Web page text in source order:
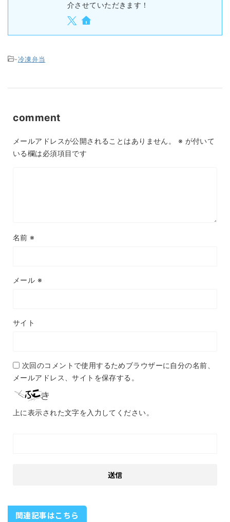
介させていただきます！
-冷凍弁当
comment
メールアドレスが公開されることはありません。 ※ が付いて
いる欄は必須項目です
名前※
メール ※
サイト
次回のコメントで使用するためブラウザーに自分の名前、
メールアドレス、サイトを保存する。
上に表示された文字を入力してください。
関連記事はこちら